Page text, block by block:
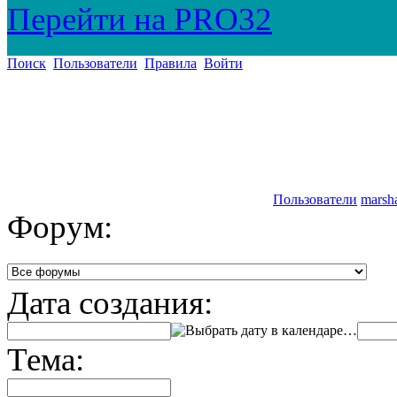
Перейти на PRO32
Поиск Пользователи Правила Войти
Пользователи
Форум:
Дата создания:
…
Тема: